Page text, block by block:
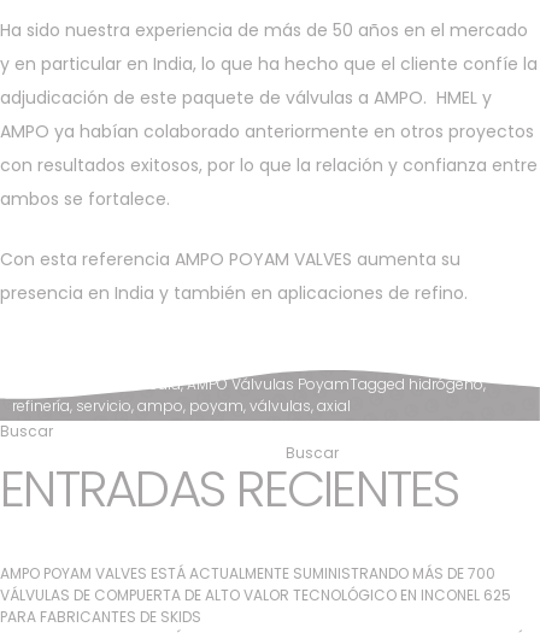
Ha sido nuestra experiencia de más de 50 años en el mercado
y en particular en India, lo que ha hecho que el cliente confíe la
adjudicación de este paquete de válvulas a AMPO. HMEL y
AMPO ya habían colaborado anteriormente en otros proyectos
con resultados exitosos, por lo que la relación y confianza entre
ambos se fortalece.
Con esta referencia AMPO POYAM VALVES aumenta su
presencia en India y también en aplicaciones de refino.
News & Media,AMPO Válvulas PoyamTagged hidrógeno,
refinería, servicio,ampo, poyam,válvulas,axial
Buscar
Buscar
ENTRADAS RECIENTES
AMPO POYAM VALVES ESTÁ ACTUALMENTE SUMINISTRANDO MÁS DE 700
VÁLVULAS DE COMPUERTA DE ALTO VALOR TECNOLÓGICO EN INCONEL 625
PARA FABRICANTES DE SKIDS